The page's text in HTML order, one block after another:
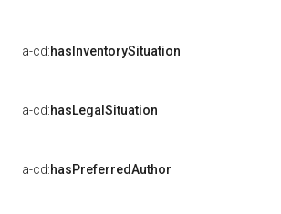
a-cd:hasInventorySituation
a-cd:hasLegalSituation
a-cd:hasPreferredAuthor